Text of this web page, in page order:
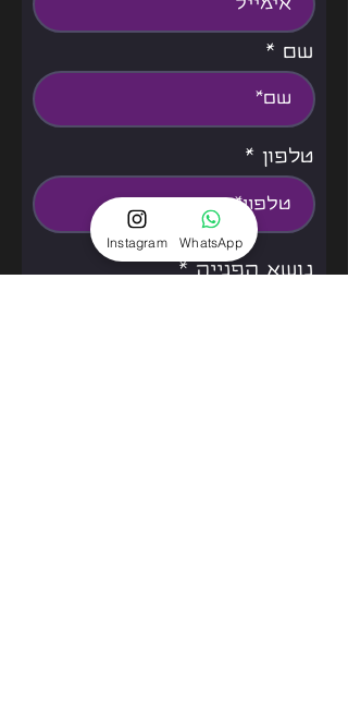
שם
טלפון
נושא הפנייה
Instagram WhatsApp